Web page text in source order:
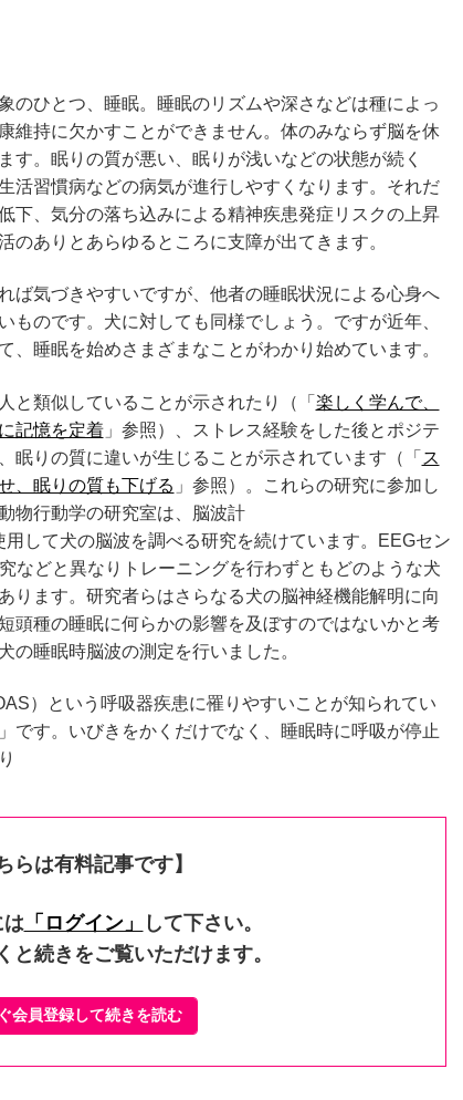
のひとつ、睡眠。睡眠のリズムや深さなどは種によっ
維持に欠かすことができません。体のみならず脳を休
す。眠りの質が悪い、眠りが浅いなどの状態が続く
活習慣病などの病気が進行しやすくなります。それだ
下、気分の落ち込みによる精神疾患発症リスクの上昇
のありとあらゆるところに支障が出てきます。
ば気づきやすいですが、他者の睡眠状況による心身へ
ものです。犬に対しても同様でしょう。ですが近年、
、睡眠を始めさまざまなことがわかり始めています。
と類似していることが示されたり（「 楽しく学んで、
記憶を定着」参照）、ストレス経験をした後とポジテ
眠りの質に違いが生じることが示されています（「 ス
、眠りの質も下げる 」参照）。これらの研究に参加し
物行動学の研究室は、脳波計
用して犬の脳波を調べる研究を続けています。EEGセン
などと異なりトレーニングを行わずともどのような犬
ります。研究者らはさらなる犬の脳神経機能解明に向
頭種の睡眠に何らかの影響を及ぼすのではないかと考
の睡眠時脳波の測定を行いました。
）という呼吸器疾患に罹りやすいことが知られてい
です。いびきをかくだけでなく、睡眠時に呼吸が停止
らは有料記事です】
は「ログイン」
して下さい。
と続きをご覧いただけます。
会員登録して続きを読む